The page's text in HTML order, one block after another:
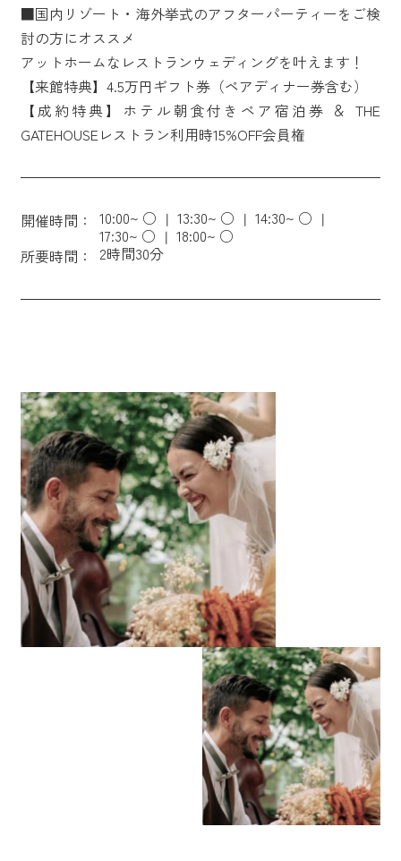
■国内リゾート・海外挙式のアフターパーティーをご検
討の方にオススメ
アットホームなレストランウェディングを叶えます！
【来館特典】4.5万円ギフト券（ペアディナー券含む）
【成約特典】ホテル朝食付きペア宿泊券 ＆ THE
GATEHOUSEレストラン利用時15%OFF会員権
開催時間： 10:00~ ○ 13:30~ ○
14:30~ ○
17:30~ ○
18:00~ ○
所要時間：
2時間30分